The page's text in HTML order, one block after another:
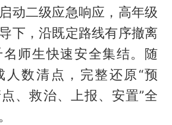
动二级应急响应，高年级
下，沿既定路线有序撤离
师生快速安全集结。随
人数清点，完整还原“预
、救治、上报、安置”全